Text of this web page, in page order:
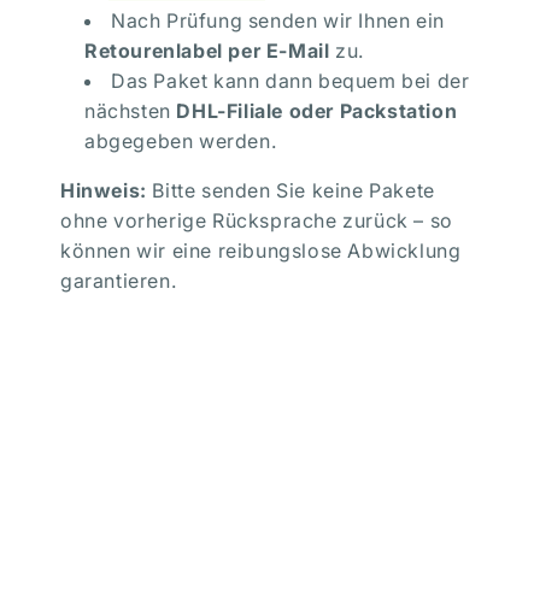
Nach Prüfung senden wir Ihnen ein
Retourenlabel per E-Mail zu.
Das Paket kann dann bequem bei der
nächsten DHL-Filiale oder Packstation
abgegeben werden.
Hinweis: Bitte senden Sie keine Pakete
ohne vorherige Rücksprache zurück – so
können wir eine reibungslose Abwicklung
garantieren.